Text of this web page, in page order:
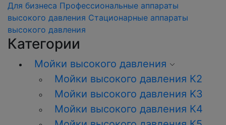
Для бизнеса Профессиональные аппараты
высокого давления Стационарные аппараты
высокого давления
Категории
Мойки высокого давления
Мойки высокого давления К2
Мойки высокого давления K3
Мойки высокого давления К4